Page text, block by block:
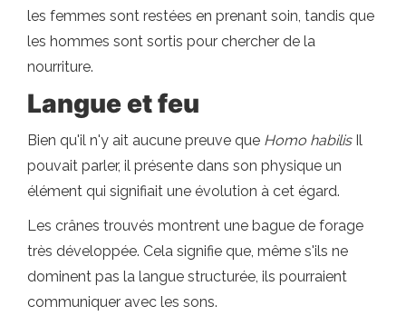
les femmes sont restées en prenant soin, tandis que
les hommes sont sortis pour chercher de la
nourriture.
Langue et feu
Bien qu'il n'y ait aucune preuve que Homo habilisIl
pouvait parler, il présente dans son physique un
élément qui signifiait une évolution à cet égard.
Les crânes trouvés montrent une bague de forage
très développée. Cela signifie que, même s'ils ne
dominent pas la langue structurée, ils pourraient
communiquer avec les sons.